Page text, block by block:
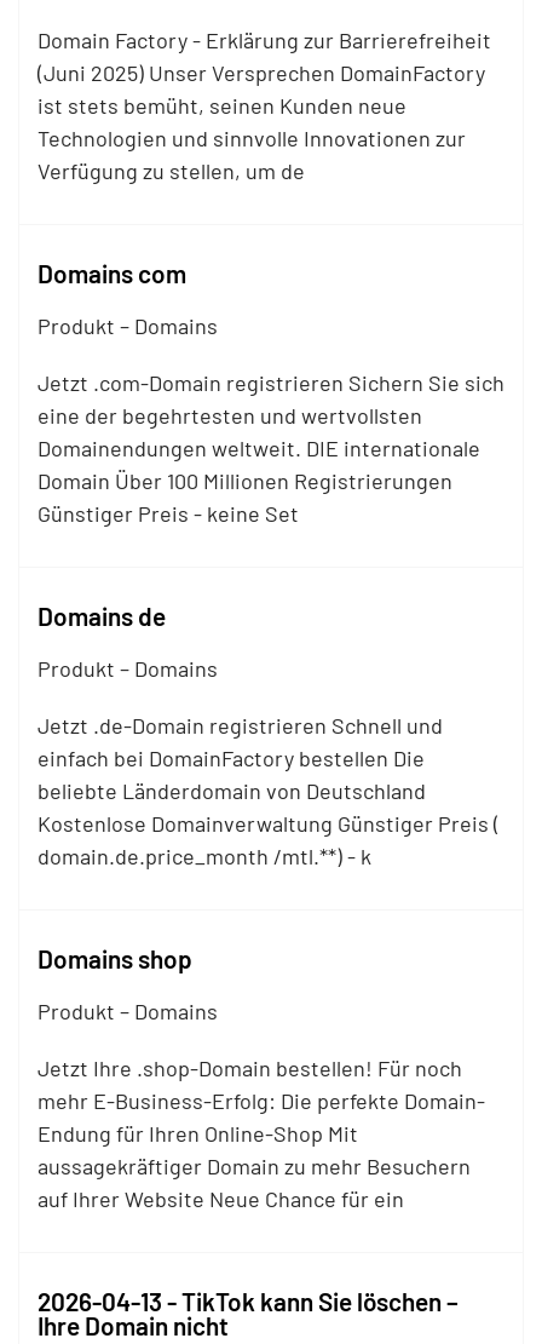
Domain Factory - Erklärung zur Barrierefreiheit
(Juni 2025) Unser Versprechen DomainFactory
ist stets bemüht, seinen Kunden neue
Technologien und sinnvolle Innovationen zur
Verfügung zu stellen, um de
Domains com
Produkt – Domains
Jetzt .com-Domain registrieren Sichern Sie sich
eine der begehrtesten und wertvollsten
Domainendungen weltweit. DIE internationale
Domain Über 100 Millionen Registrierungen
Günstiger Preis - keine Set
Domains de
Produkt – Domains
Jetzt .de-Domain registrieren Schnell und
einfach bei DomainFactory bestellen Die
beliebte Länderdomain von Deutschland
Kostenlose Domainverwaltung Günstiger Preis (
domain.de.price_month /mtl.**) - k
Domains shop
Produkt – Domains
Jetzt Ihre .shop-Domain bestellen! Für noch
mehr E-Business-Erfolg: Die perfekte Domain-
Endung für Ihren Online-Shop Mit
aussagekräftiger Domain zu mehr Besuchern
auf Ihrer Website Neue Chance für ein
2026-04-13 - TikTok kann Sie löschen –
Ihre Domain nicht